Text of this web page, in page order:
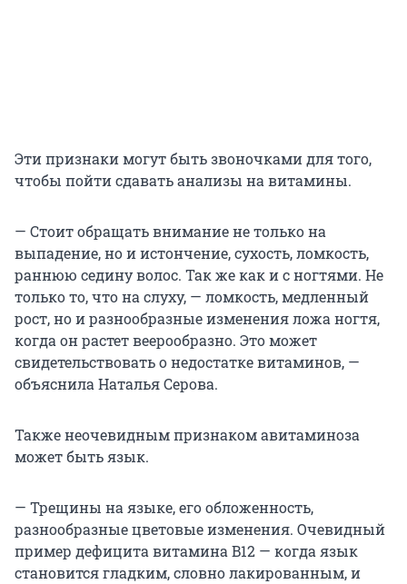
Эти признаки могут быть звоночками для того,
чтобы пойти сдавать анализы на витамины.
— Стоит обращать внимание не только на
выпадение, но и истончение, сухость, ломкость,
раннюю седину волос. Так же как и с ногтями. Не
только то, что на слуху, — ломкость, медленный
рост, но и разнообразные изменения ложа ногтя,
когда он растет веерообразно. Это может
свидетельствовать о недостатке витаминов, —
объяснила Наталья Серова.
Также неочевидным признаком авитаминоза
может быть язык.
— Трещины на языке, его обложенность,
разнообразные цветовые изменения. Очевидный
пример дефицита витамина B12 — когда язык
становится гладким, словно лакированным, и